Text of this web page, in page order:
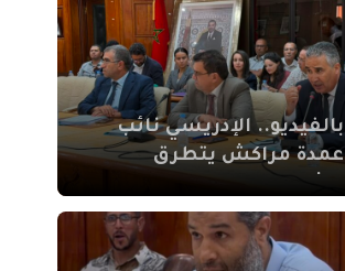
بالفيديو.. الإدريسي نائب
عمدة مراكش يتطرق
الاجتماعي في نقل
المحطة الطرقية إلى